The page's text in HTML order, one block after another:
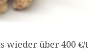
wieder über 400 €/t